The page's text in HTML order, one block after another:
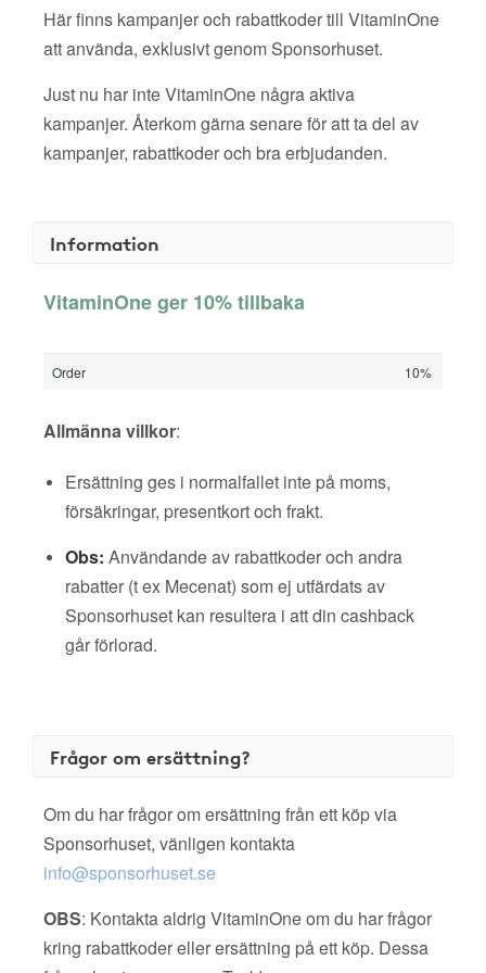
Här finns kampanjer och rabattkoder till VitaminOne
att använda, exklusivt genom Sponsorhuset.
Just nu har inte VitaminOne några aktiva
kampanjer. Återkom gärna senare för att ta del av
kampanjer, rabattkoder och bra erbjudanden.
Information
VitaminOne ger 10% tillbaka
Order 10%
Allmänna villkor:
Ersättning ges i normalfallet inte på moms,
försäkringar, presentkort och frakt.
Obs: Användande av rabattkoder och andra
rabatter (t ex Mecenat) som ej utfärdats av
Sponsorhuset kan resultera i att din cashback
går förlorad.
Frågor om ersättning?
Om du har frågor om ersättning från ett köp via
Sponsorhuset, vänligen kontakta
info@sponsorhuset.se
OBS: Kontakta aldrig VitaminOne om du har frågor
kring rabattkoder eller ersättning på ett köp. Dessa